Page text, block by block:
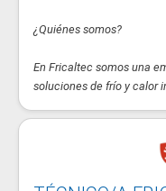
¿Quiénes somos?
En Fricaltec somos una
soluciones de frío y calor